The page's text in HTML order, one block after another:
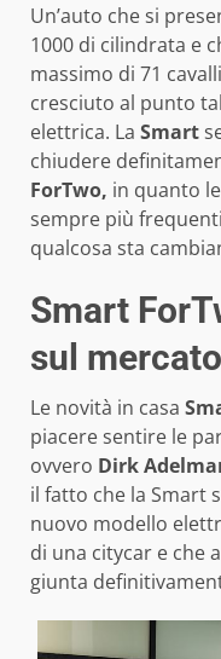
Un’auto che si
1000 di cilindrata e
massimo di 71
cresciuto al punto
elettrica. La Smart
chiudere
ForTwo, in quanto
sempre più
qualcosa sta
Smart
sul mercato
Le novità in casa
piacere sentire le
ovvero Dirk
il fatto che la Smart
nuovo modello
di una citycar e che
giunta